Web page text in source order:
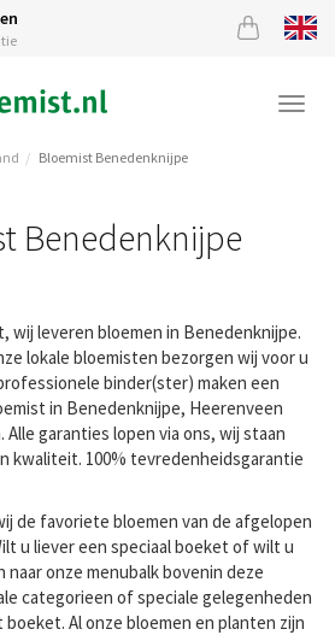
Bloemist Benedenknijpe
Benedenknijpe
wij leveren bloemen in Benedenknijpe.
lokale bloemisten bezorgen wij voor u
binder(ster) maken een
in Benedenknijpe, Heerenveen
garanties lopen via ons, wij staan
kwaliteit. 100% tevredenheidsgarantie
de favoriete bloemen van de afgelopen
u liever een speciaal boeket of wilt u
naar onze menubalk bovenin deze
categorieen of speciale gelegenheden
Al onze bloemen en planten zijn